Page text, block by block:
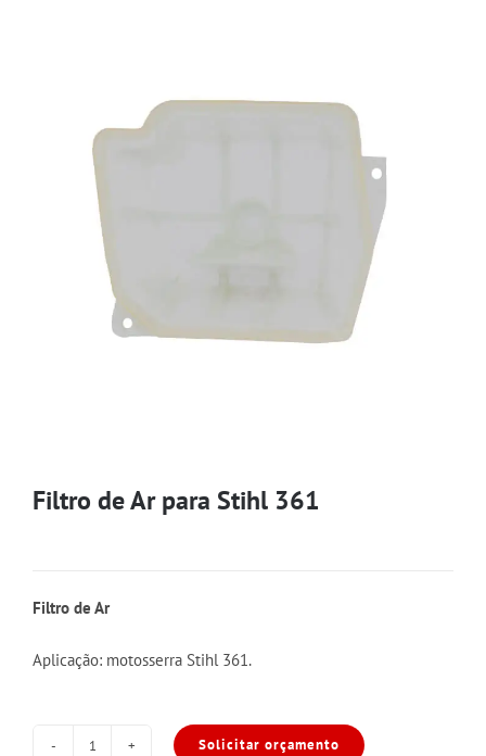
Filtro de Ar para Stihl 361
Filtro de Ar
Aplicação: motosserra Stihl 361.
Solicitar orçamento